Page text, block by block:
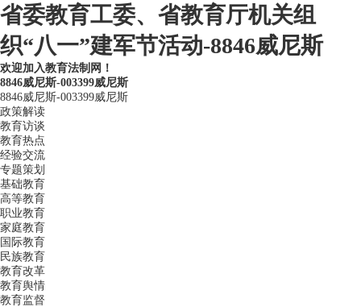
省委教育工委、省教育厅机关组
织“八一”建军节活动-8846威尼斯
欢迎加入教育法制网！
8846威尼斯-003399威尼斯
8846威尼斯-003399威尼斯
政策解读
教育访谈
教育热点
经验交流
专题策划
基础教育
高等教育
职业教育
家庭教育
国际教育
民族教育
教育改革
教育舆情
教育监督